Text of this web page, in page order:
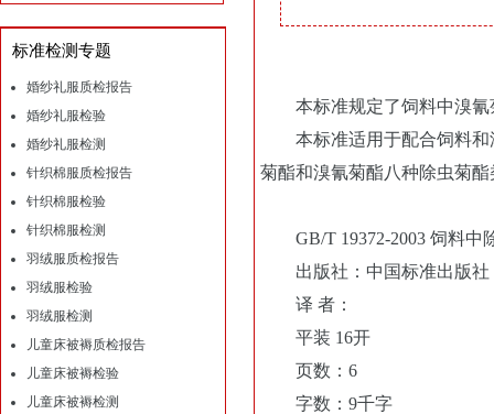
标准检测专题
婚纱礼服质检报告
婚纱礼服检验
婚纱礼服检测
针织棉服质检报告
针织棉服检验
针织棉服检测
羽绒服质检报告
羽绒服检验
羽绒服检测
儿童床被褥质检报告
儿童床被褥检验
儿童床被褥检测
本标准规定了饲料中溴氰
本标准适用于配合饲料和
菊酯和溴氰菊酯八种除虫菊
GB/T 19372-2003 饲料中
出版社：中国标准出版社
译 者：
平装 16开
页数：6
字数：9千字